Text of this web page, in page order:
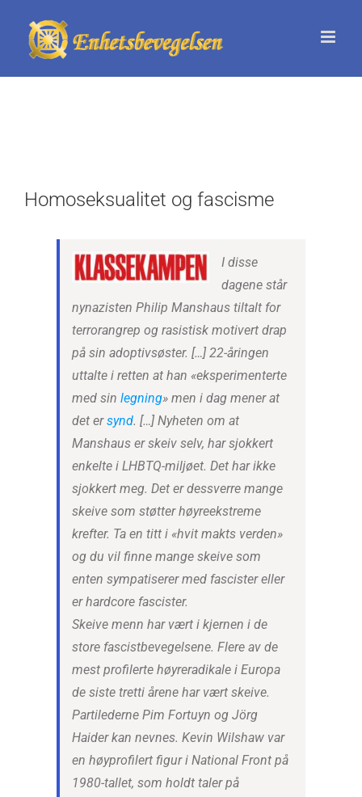
content
Homoseksualitet og fascisme
I disse
dagene står
nynazisten Philip Manshaus tiltalt for
terrorangrep og rasistisk motivert drap
på sin adoptivsøster. […] 22-åringen
uttalte i retten at han «eksperimenterte
med sin legning» men i dag mener at
det ersynd. […] Nyheten om at
Manshaus er skeiv selv, har sjokkert
enkelte i LHBTQ-miljøet. Det har ikke
sjokkert meg. Det er dessverre mange
skeive som støtter høyreekstreme
krefter. Ta en titt i «hvit makts verden»
og du vil finne mange skeive som
enten sympatiserer med fascister eller
er hardcore fascister.
Skeive menn har vært i kjernen i de
store fascistbevegelsene. Flere av de
mest profilerte høyreradikale i Europa
de siste tretti årene har vært skeive.
Partilederne Pim Fortuyn og Jörg
Haider kan nevnes. Kevin Wilshaw var
en høyprofilert figur i National Front på
1980-tallet, som holdt taler på